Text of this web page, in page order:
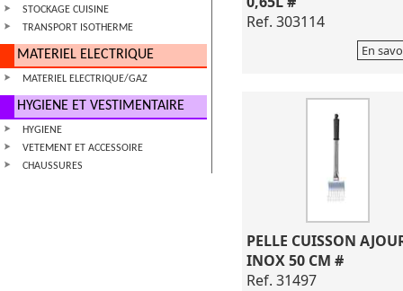
STOCKAGE CUISINE
TRANSPORT ISOTHERME
MATERIEL ELECTRIQUE
MATERIEL ELECTRIQUE/GAZ
HYGIENE ET VESTIMENTAIRE
HYGIENE
VETEMENT ET ACCESSOIRE
CHAUSSURES
Ref. 303114
En
PELLE CUISSON
INOX 50 CM #
Ref. 31497